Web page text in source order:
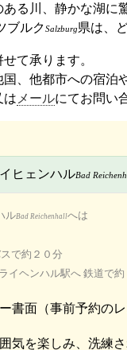
る川、静かな湖に
ブルクSalzburg県は、
て承ります。
は メールにてお問い
ヒェンハルBad
ルBad Reichenhallへは
で約２０分
イヘンハル駅へ 鉄道で約
書面（事前予約の
気を楽しみ、洗練